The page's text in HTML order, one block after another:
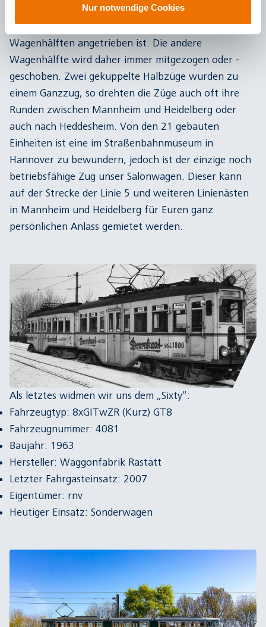
Nur notwendige Cookies
Halbzüge bestehen aus einem Triebwagen und einem
Steuerwagen. Das bedeutet, dass nur eine der
Wagenhälften angetrieben ist. Die andere
Wagenhälfte wird daher immer mitgezogen oder -
geschoben. Zwei gekuppelte Halbzüge wurden zu
einem Ganzzug, so drehten die Züge auch oft ihre
Runden zwischen Mannheim und Heidelberg oder
auch nach Heddesheim. Von den 21 gebauten
Einheiten ist eine im Straßenbahnmuseum in
Hannover zu bewundern, jedoch ist der einzige noch
betriebsfähige Zug unser Salonwagen. Dieser kann
auf der Strecke der Linie 5 und weiteren Linienästen
in Mannheim und Heidelberg für Euren ganz
persönlichen Anlass gemietet werden.
Als letztes widmen wir uns dem „Sixty“:
Fahrzeugtyp: 8xGITwZR (Kurz) GT8
Fahrzeugnummer: 4081
Baujahr: 1963
Hersteller: Waggonfabrik Rastatt
Letzter Fahrgasteinsatz: 2007
Eigentümer: rnv
Heutiger Einsatz: Sonderwagen